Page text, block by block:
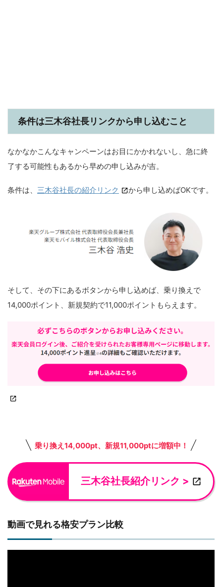
条件は三木谷社長リンクから申し込むこと
なかなかこんなキャンペーンはお目にかかれないし、急に終
了する可能性もあるから早めの申し込みが吉。
条件は、 三木谷社長の紹介リンク から申し込めばOKです。
そして、その下にあるボタンから申し込めば、乗り換えで
14,000ポイント、新規契約で11,000ポイントもらえます。
乗り換え14,000pt、新規11,000ptに増額中！
三木谷社長紹介リンク >
動画で見れる格安プラン比較